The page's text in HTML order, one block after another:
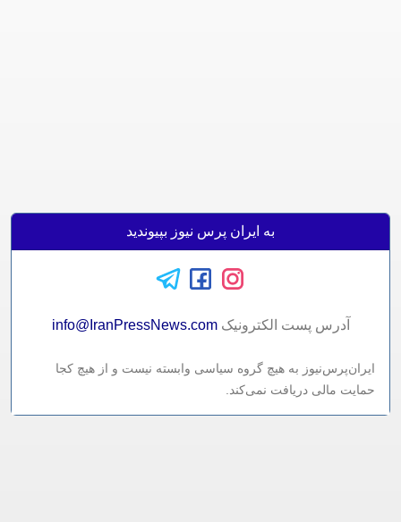
به ایران پرس نیوز بپیوندید
آدرس پست الکترونيکinfo@IranPressNews.com
ایران‌پرس‌نیوز به هیچ گروه سیاسی وابسته نیست و از هیچ کجا
حمایت مالی دریافت نمی‌کند.